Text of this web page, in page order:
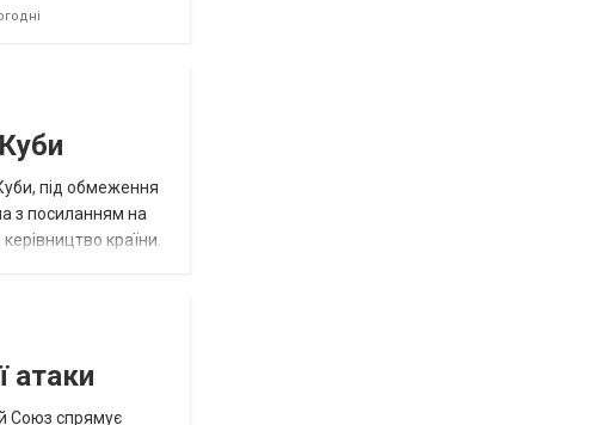
під обмеження
з посиланням на
країни.
атаки
Союз спрямує